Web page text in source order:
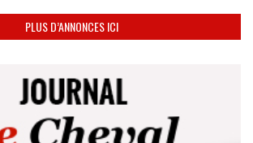
PLUS D’ANNONCES ICI